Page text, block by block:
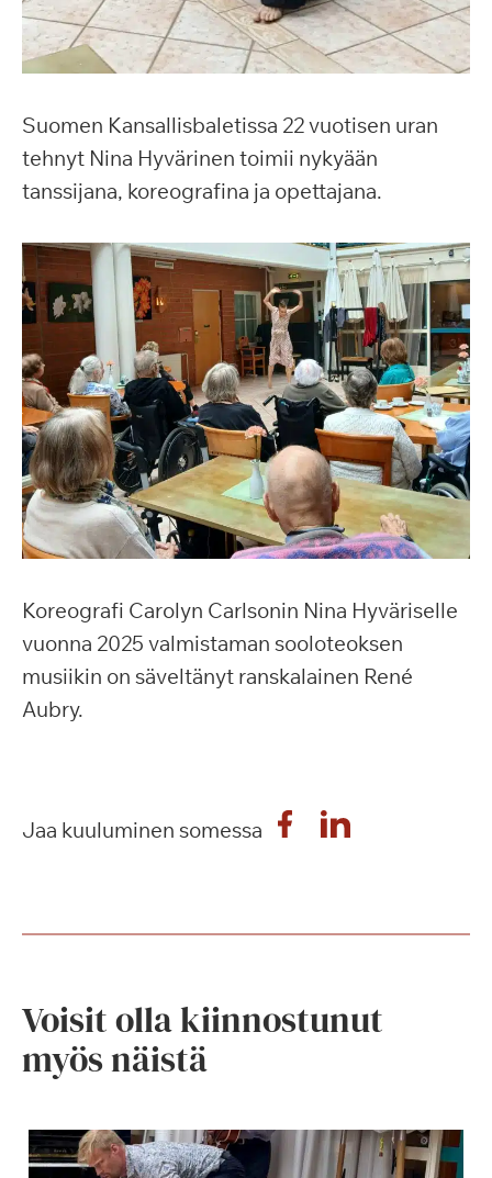
Suomen Kansallisbaletissa 22 vuotisen uran
tehnyt Nina Hyvärinen toimii nykyään
tanssijana, koreografina ja opettajana.
Koreografi Carolyn Carlsonin Nina Hyväriselle
vuonna 2025 valmistaman sooloteoksen
musiikin on säveltänyt ranskalainen René
Aubry.
Jaa kuuluminen somessa
Voisit olla kiinnostunut
myös näistä